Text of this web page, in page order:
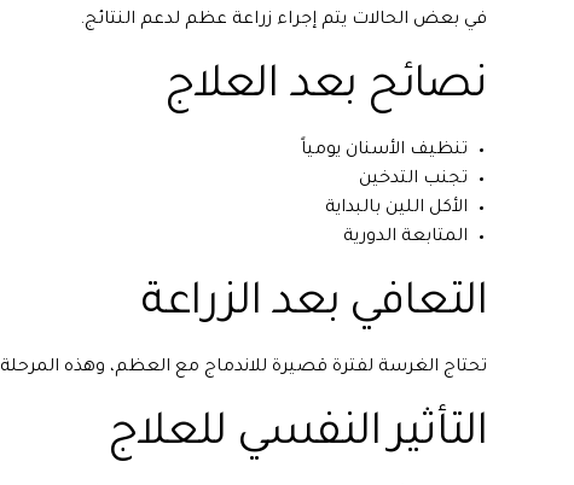
في بعض الحالات يتم إجراء زراعة عظم لدعم النتائج.
نصائح بعد العلاج
تنظيف الأسنان يومياً
تجنب التدخين
الأكل اللين بالبداية
المتابعة الدورية
التعافي بعد الزراعة
تحتاج الغرسة لفترة قصيرة للاندماج مع العظم، وهذه
التأثير النفسي للعلاج